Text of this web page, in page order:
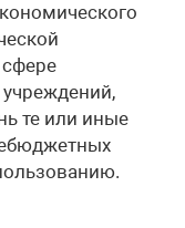
сфере
те или иные